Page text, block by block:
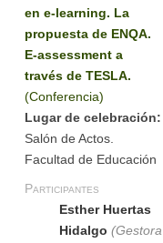
en e-learning. La
propuesta de ENQA.
E-assessment a
través de TESLA.
(Conferencia)
Lugar de celebración:
Salón de Actos.
Facultad de Educación
Participantes
Esther Huertas
Hidalgo (Gestora